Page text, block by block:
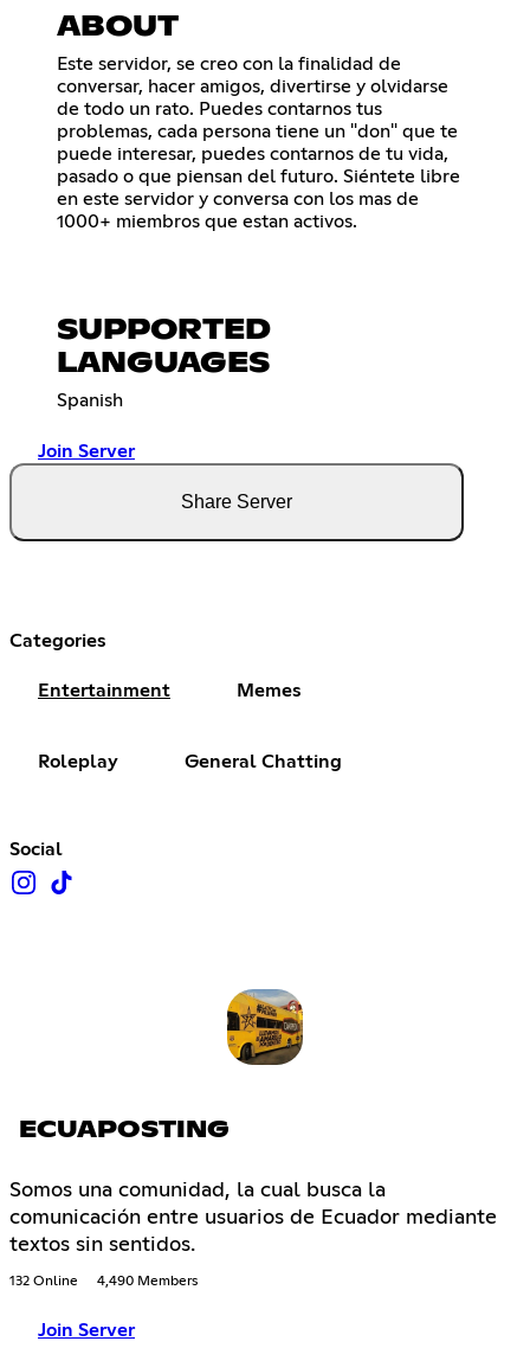
ABOUT
Este servidor, se creo con la finalidad de
conversar, hacer amigos, divertirse y olvidarse
de todo un rato. Puedes contarnos tus
problemas, cada persona tiene un "don" que te
puede interesar, puedes contarnos de tu vida,
pasado o que piensan del futuro. Siéntete libre
en este servidor y conversa con los mas de
1000+ miembros que estan activos.
SUPPORTED
LANGUAGES
Spanish
Join Server
Share Server
Categories
Entertainment Memes
Roleplay General Chatting
Social
ECUAPOSTING
Somos una comunidad, la cual busca la
comunicación entre usuarios de Ecuador mediante
textos sin sentidos.
132 Online 4,490 Members
Join Server